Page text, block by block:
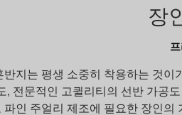
장
반지는 평생 소중히 착용하는 것
, 전문적인 고퀼리티의 선반 가공
파인 주얼리 제조에 필요한 장인